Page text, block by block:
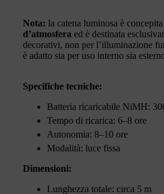
Nota: la catena luminosa è
d’atmosfera ed è destinata
decorativi, non per l’illuminazione
è adatto sia per uso interno sia
Specifiche tecniche:
Batteria ricaricabile NiMH:
Tempo di ricarica: 6–8 ore
Autonomia: 8–10 ore
Modalità: luce fissa
Dimensioni:
Lunghezza totale: circa 5 m